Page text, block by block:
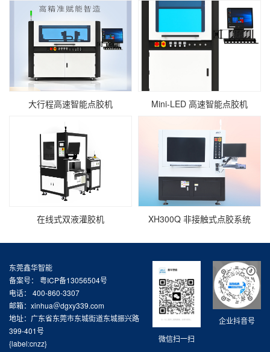
大行程高速智能点胶机 Mini‑LED 高速智能点胶机
在线式双液灌胶机 XH300Q 非接触式点胶系统
企业抖音号
微信扫一扫
东莞鑫华智能
备案号： 粤ICP备13056504号
电话： 400-860-3307
邮箱：xinhua＠dgxy339.com
地址：广东省东莞市东城街道东城振兴路
399-401号
{label:cnzz}